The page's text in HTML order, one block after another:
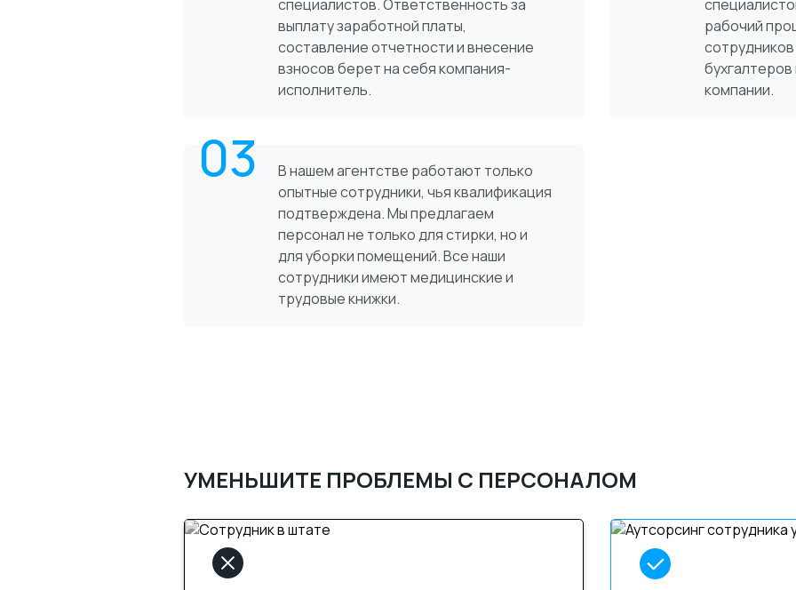
специалистов. Ответственность за
выплату заработной платы,
составление отчетности и внесение
взносов берет на себя компания-
исполнитель.
рабочий
компании.
03
В нашем агентстве работают только
опытные сотрудники, чья квалификация
подтверждена. Мы предлагаем
персонал не только для стирки, но и
для уборки помещений. Все наши
сотрудники имеют медицинские и
трудовые книжки.
УМЕНЬШИТЕ ПРОБЛЕМЫ С ПЕРСОНАЛОМ